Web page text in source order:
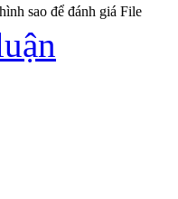
sao để đánh giá File